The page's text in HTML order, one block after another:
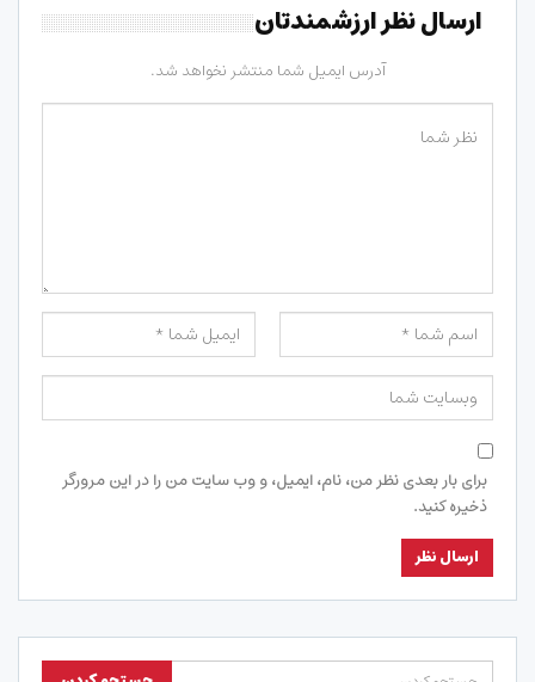
ارسال نظر ارزشمندتان
آدرس ایمیل شما منتشر نخواهد شد.
برای بار بعدی نظر من، نام، ایمیل، و وب سایت من را در این مرورگر
ذخیره کنید.